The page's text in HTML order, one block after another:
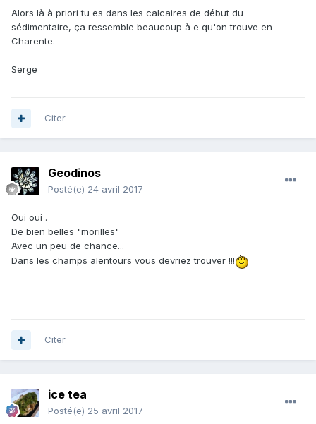
Alors là à priori tu es dans les calcaires de début du
sédimentaire, ça ressemble beaucoup à e qu'on trouve en
Charente.
Serge
Citer
Geodinos
Posté(e) 24 avril 2017
Oui oui .
De bien belles "morilles"
Avec un peu de chance...
Dans les champs alentours vous devriez trouver !!!
Citer
ice tea
Posté(e) 25 avril 2017